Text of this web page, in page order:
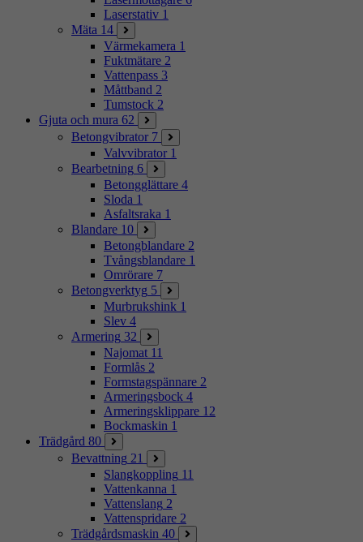
Laserstativ 1
Mäta 14
Värmekamera 1
Fuktmätare 2
Vattenpass 3
Måttband 2
Tumstock 2
Gjuta och mura 62
Betongvibrator 7
Valvvibrator 1
Bearbetning 6
Betongglättare 4
Sloda 1
Asfaltsraka 1
Blandare 10
Betongblandare 2
Tvångsblandare 1
Omrörare 7
Betongverktyg 5
Murbrukshink 1
Slev 4
Armering 32
Najomat 11
Formlås 2
Formstagspännare 2
Armeringsbock 4
Armeringsklippare 12
Bockmaskin 1
Trädgård 80
Bevattning 21
Slangkoppling 11
Vattenkanna 1
Vattenslang 2
Vattenspridare 2
Trädgårdsmaskin 40